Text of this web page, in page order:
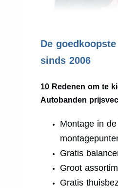
De
sinds 2006
10 Redenen om te
Autobanden
Montage in
Gratis
Groot
Gratis